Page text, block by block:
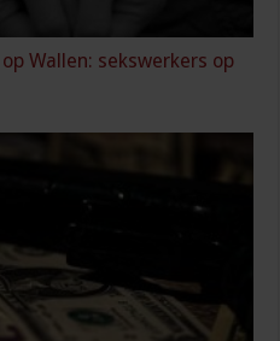
Wallen: sekswerkers op